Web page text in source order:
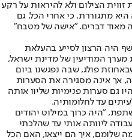
הצילום ולא להיראות על רקע
מתגוררת. כי אחרי הכל, גם
מאוד דברים. "אישה של מטבח"
היה הרצון לסייע בהעלאת
מערך המודיעין של מדינת ישראל,
פולג, שבה נפגשנו ביום
אך אינה מסגירה את הסערות
גם סערות פנימיות שליוו אותה
עד לחלומותיה.
"היה כרוך במילוט יהודים
בין השנים 82' ל־90'. העבודה ליוותה אותי עד שהלכתי
שלומם, איך הם ייצאו, האם הכל